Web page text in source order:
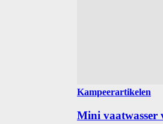
Kampeerartikelen
Mini vaatwasser